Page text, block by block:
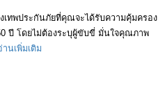
รองค่าเสียหายในกรณีที่รถยนต์ของ
ากไฟไหม้ รวมถึงค่าเสียหายต่อชีวิต /
ายคู่กรณีเท่านั้น
งได้ขึ้นอยู่กับประวัติของรถที่เอาประกันภัย
งค่าเสียหายหรือไม่ เท่าใด ปกติจะได้รับอยู่
กันภัย อาจดูจากปัจจัยดังต่อไปนี้
เทพประกันภัยที่คุณจะได้รับความคุ้มครอง
ปี โดยไม่ต้องระบุผู้ขับขี่ มั่นใจคุณภาพ
านเพิ่มเติม